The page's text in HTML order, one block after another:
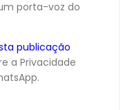
porta-voz do
publicação
a Privacidade